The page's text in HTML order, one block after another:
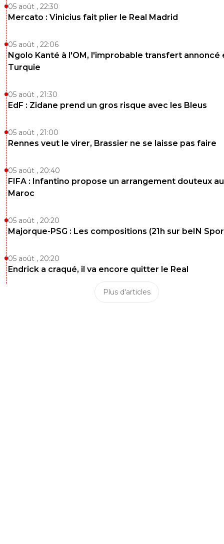
05 août , 22:30
Mercato : Vinicius fait plier le Real Madrid
05 août , 22:06
Ngolo Kanté à l'OM, l'improbable transfert annoncé
Turquie
05 août , 21:30
EdF : Zidane prend un gros risque avec les Bleus
05 août , 21:00
Rennes veut le virer, Brassier ne se laisse pas faire
05 août , 20:40
FIFA : Infantino propose un arrangement douteux au
Maroc
05 août , 20:20
Majorque-PSG : Les compositions (21h sur beIN
05 août , 20:20
Endrick a craqué, il va encore quitter le Real
Plus d'articles